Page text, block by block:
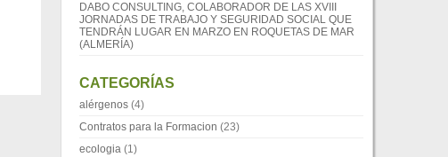
DABO CONSULTING, COLABORADOR DE LAS XVIII
JORNADAS DE TRABAJO Y SEGURIDAD SOCIAL QUE
TENDRÁN LUGAR EN MARZO EN ROQUETAS DE MAR
(ALMERÍA)
CATEGORÍAS
alérgenos (4)
Contratos para la Formacion (23)
ecologia (1)